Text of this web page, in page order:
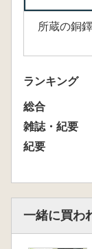
所蔵の銅
ランキング
総合
雑誌・紀要
紀要
一緒に買わ